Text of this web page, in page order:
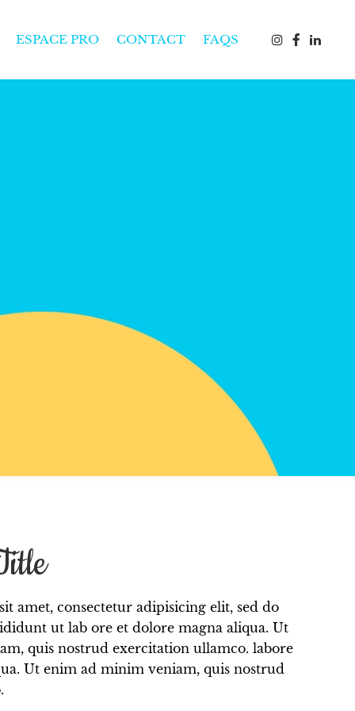
ESPACE PRO CONTACT FAQS
amet, consectetur adipisicing elit, sed do
ut lab ore et dolore magna aliqua. Ut
quis nostrud exercitation ullamco. labore
Ut enim ad minim veniam, quis nostrud